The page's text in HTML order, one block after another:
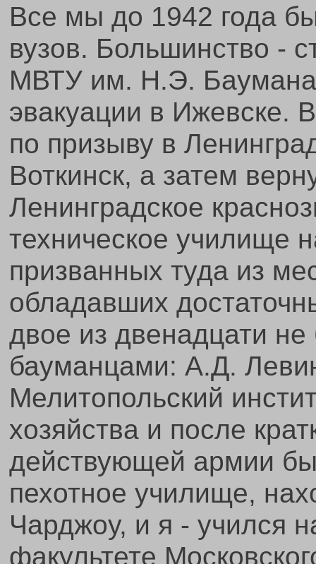
Все мы до 1942 года
вузов. Большинство -
МВТУ им. Н.Э.
эвакуации в Ижевске.
по призыву в
Воткинск, а затем
Ленинградское
техническое училище
призванных туда из
обладавших
двое из двенадцати
бауманцами: А.Д.
Мелитопольский
хозяйства и после
действующей армии
пехотное училище,
Чарджоу, и я - учился
факультете